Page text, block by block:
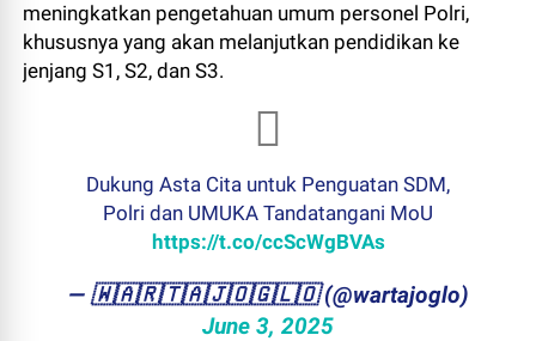
meningkatkan pengetahuan umum personel Polri,
khususnya yang akan melanjutkan pendidikan ke
jenjang S1, S2, dan S3.
Dukung Asta Cita untuk Penguatan SDM,
Polri dan UMUKA Tandatangani MoU
https://t.co/ccScWgBVAs
— ​🇼​​🇦​​🇷​​🇹​​🇦​​🇯​​🇴​​🇬​​🇱​​🇴 (@wartajoglo)
June 3, 2025